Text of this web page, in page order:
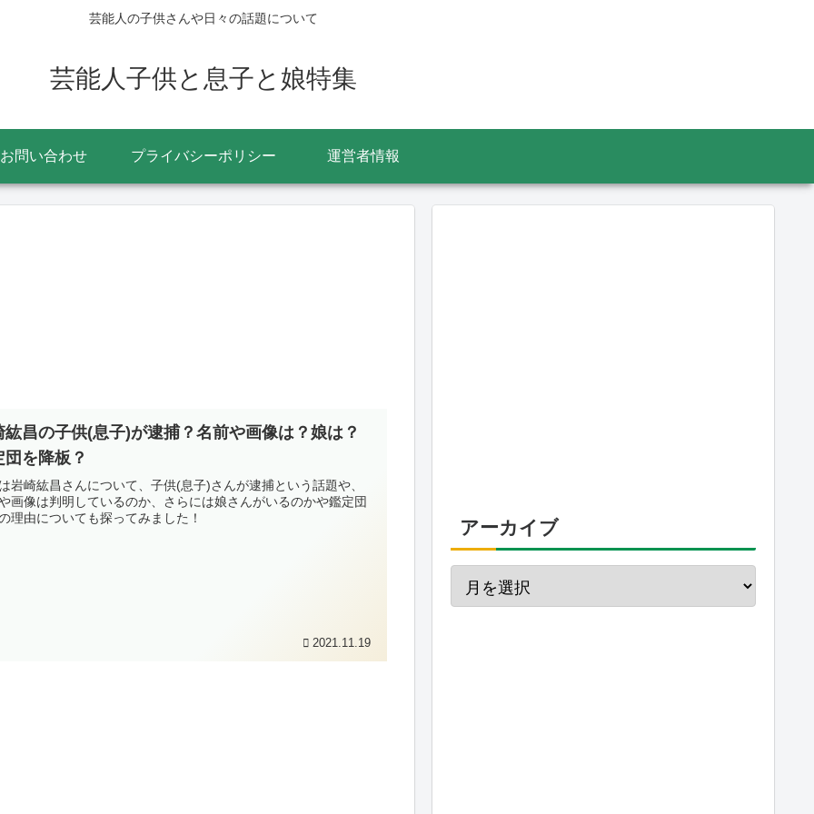
芸能人の子供さんや日々の話題について
芸能人子供と息子と娘特集
お問い合わせ プライバシーポリシー 運営者情報
紘昌の子供(息子)が逮捕？名前や画像は？娘は？
団を降板？
岩崎紘昌さんについて、子供(息子)さんが逮捕という話題や、
画像は判明しているのか、さらには娘さんがいるのかや鑑定団
理由についても探ってみました！
2021.11.19
アーカイブ